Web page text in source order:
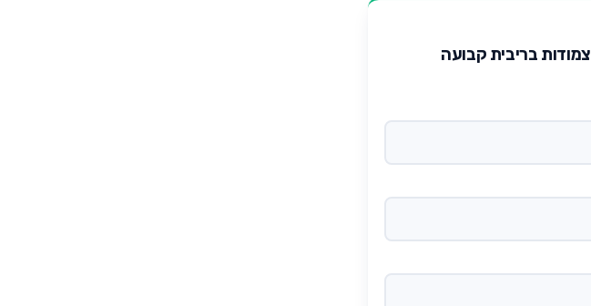
בריבית קבועה